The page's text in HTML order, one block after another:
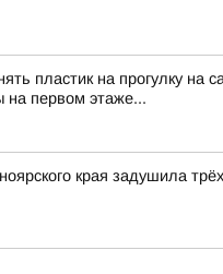
пластик на прогулку на
на первом этаже...
края задушила